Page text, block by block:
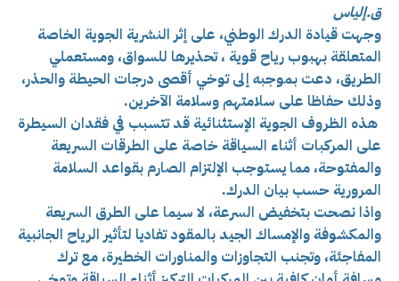
ق.إلياس
وجهت قيادة الدرك الوطني، على إثر النشرية الجوية الخاصة
المتعلقة بهبوب رياح قوية ، تحذيرها للسواق، ومستعملي
الطريق، دعت بموجبه إلى توخي أقصى درجات الحيطة والحذر،
وذلك حفاظا على سلامتهم وسلامة الآخرين.
هذه الظروف الجوية الإستثنائية قد تتسبب في فقدان السيطرة
على المركبات أثناء السياقة خاصة على الطرقات السريعة
والمفتوحة، مما يستوجب الإلتزام الصارم بقواعد السلامة
المرورية حسب بيان الدرك.
واذا نصحت بتخفيض السرعة، لا سيما على الطرق السريعة
والمكشوفة والإمساك الجيد بالمقود تفاديا لتأثير الرياح الجانبية
المفاجئة، وتجنب التجاوزات والمناورات الخطيرة، مع ترك